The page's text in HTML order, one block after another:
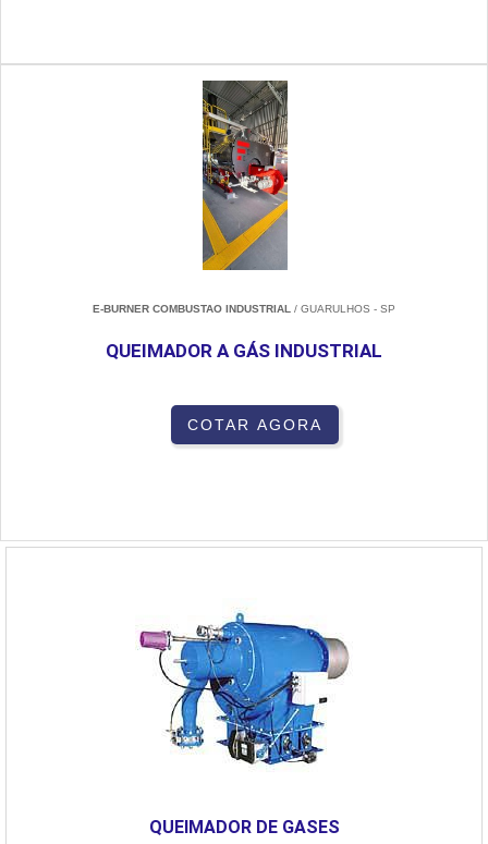
E-BURNER COMBUSTAO INDUSTRIAL / GUARULHOS - SP
QUEIMADOR A GÁS INDUSTRIAL
COTAR AGORA
QUEIMADOR DE GASES